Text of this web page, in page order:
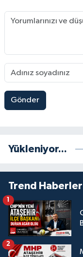
Gönder
Yükleniyor...
Trend Haberler
1
2